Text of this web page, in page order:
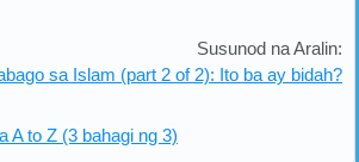
A to Z (3 bahagi ng 3)
Susunod na Aralin:
sa Islam (part 2 of 2): Ito ba ay bidah?